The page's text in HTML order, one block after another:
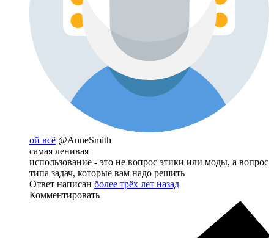
ой всё @AnneSmith
самая ленивая
использование - это не вопрос этики или моды, а вопрос
типа задач, которые вам надо решить
Ответ написан более трёх лет назад
Комментировать